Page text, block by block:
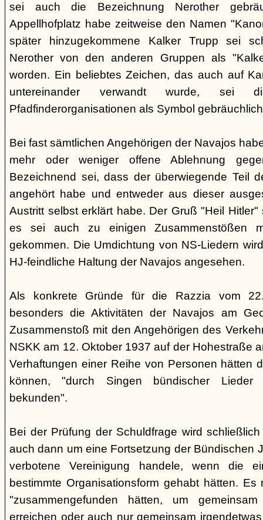
sei auch die Bezeichnung Nerother
Appellhofplatz habe zeitweise den Namen
später hinzugekommene Kalker Trupp sei
Nerother von den anderen Gruppen als
worden. Ein beliebtes Zeichen, das auch auf
untereinander verwandt wurde,
Pfadfinderorganisationen als Symbol
Bei fast sämtlichen Angehörigen der Navajos
mehr oder weniger offene Ablehnung
Bezeichnend sei, dass der überwiegende Teil
angehört habe und entweder aus dieser
Austritt selbst erklärt habe. Der Gruß "Heil
es sei auch zu einigen Zusammenstößen
gekommen. Die Umdichtung von NS-Liedern
HJ-feindliche Haltung der Navajos angesehen.
Als konkrete Gründe für die Razzia vom
besonders die Aktivitäten der Navajos am
Zusammenstoß mit den Angehörigen des
NSKK am 12. Oktober 1937 auf der Hohestraße
Verhaftungen einer Reihe von Personen hätten
können, "durch Singen bündischer Lieder
bekunden".
Bei der Prüfung der Schuldfrage wird
auch dann um eine Fortsetzung der Bündischen
verbotene Vereinigung handele, wenn die
bestimmte Organisationsform gehabt hätten.
"zusammengefunden hätten, um
erreichen oder auch nur gemeinsam